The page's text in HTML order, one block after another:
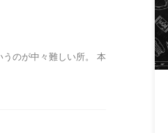
のが中々難しい所。 本